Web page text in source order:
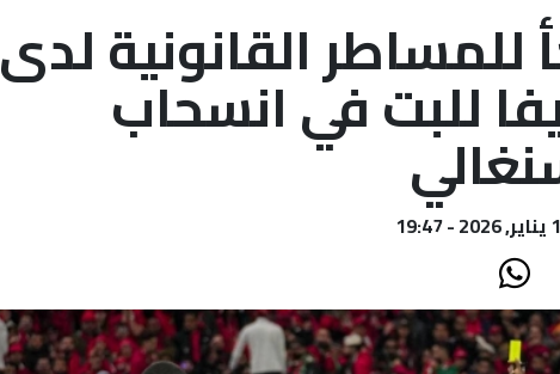
للمساطر القانونية لدى
للبت في انسحاب